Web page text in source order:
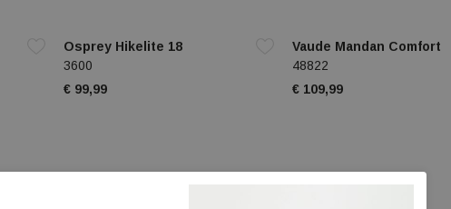
Osprey Hikelite 18
3600
€ 99,99
Vaude Mandan Comfort
48822
€ 109,99